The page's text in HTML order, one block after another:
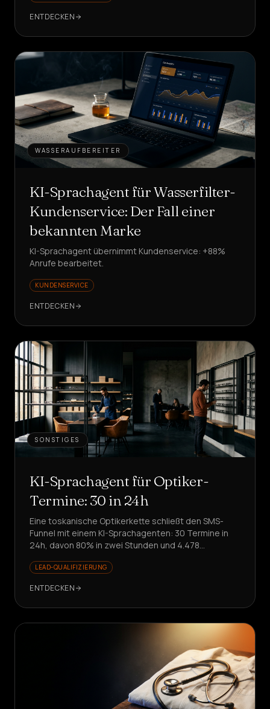
ENTDECKEN
WASSERAUFBEREITER
KI-Sprachagent für Wasserfilter-
Kundenservice: Der Fall einer
bekannten Marke
KI-Sprachagent übernimmt Kundenservice: +88%
Anrufe bearbeitet.
KUNDENSERVICE
ENTDECKEN
SONSTIGES
KI-Sprachagent für Optiker-
Termine: 30 in 24h
Eine toskanische Optikerkette schließt den SMS-
Funnel mit einem KI-Sprachagenten: 30 Termine in
24h, davon 80% in zwei Stunden und 4.478
nachbilden?
LEAD-QUALIFIZIERUNG
ENTDECKEN